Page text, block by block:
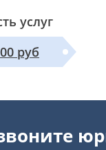
услуг
руб